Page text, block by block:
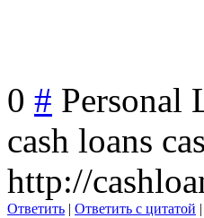
0 # Personal
cash loans
http://
Ответить | Ответить с цитатой |